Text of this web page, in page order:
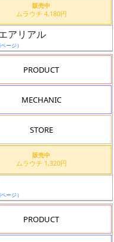
販売中
ムラウチ 4,180円
アリアル
ージ）
PRODUCT
MECHANIC
STORE
販売中
ムラウチ 1,320円
ージ）
PRODUCT